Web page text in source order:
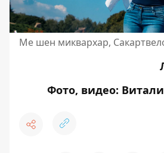
Ме шен миквархар,
Фото, видео: